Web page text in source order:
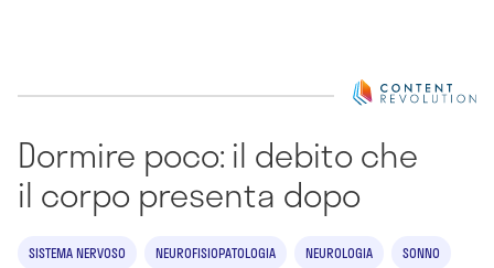
Dormire poco: il debito che
il corpo presenta dopo
SISTEMA NERVOSO NEUROFISIOPATOLOGIA NEUROLOGIA SONNO